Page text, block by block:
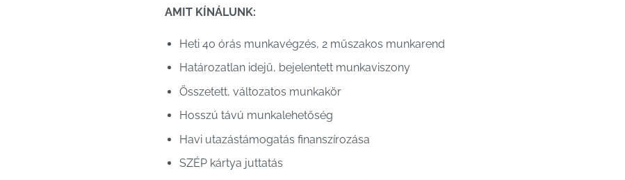
AMIT KÍNÁLUNK:
Heti 40 órás munkavégzés, 2 műszakos munkarend
Határozatlan idejű, bejelentett munkaviszony
Összetett, változatos munkakör
Hosszú távú munkalehetőség
Havi utazástámogatás finanszírozása
SZÉP kártya juttatás